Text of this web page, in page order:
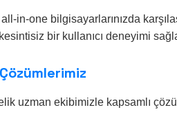
one bilgisayarlarınızda
bir kullanıcı deneyimi
uzman ekibimizle kapsamlı